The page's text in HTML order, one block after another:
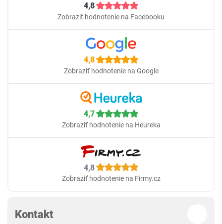
4,8
Zobraziť hodnotenie na Facebooku
4,8
Zobraziť hodnotenie na Google
4,7
Zobraziť hodnotenie na Heureka
4,8
Zobraziť hodnotenie na Firmy.cz
Kontakt